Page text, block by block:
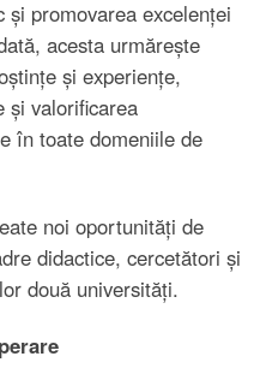
promovarea excelenței
acesta urmărește
și experiențe,
și valorificarea
în toate domeniile de
noi oportunități de
didactice, cercetători și
două universități.